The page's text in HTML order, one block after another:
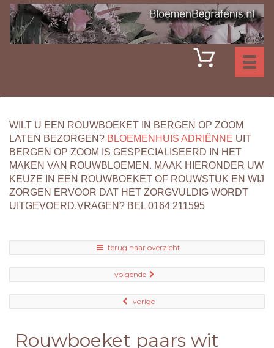
WILT U EEN ROUWBOEKET IN BERGEN OP ZOOM
LATEN BEZORGEN? BLOEMENHUIS ADRIËNNE UIT
BERGEN OP ZOOM IS GESPECIALISEERD IN HET
MAKEN VAN ROUWBLOEMEN. MAAK HIERONDER UW
KEUZE IN EEN ROUWBOEKET OF ROUWSTUK EN WIJ
ZORGEN ERVOOR DAT HET ZORGVULDIG WORDT
UITGEVOERD.VRAGEN? BEL 0164 211595
terug naar overzicht
volgende
vorige
Rouwboeket paars wit